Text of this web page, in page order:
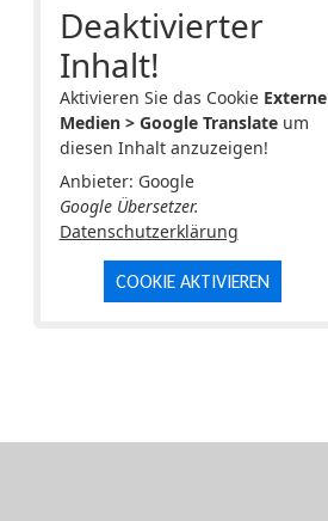
Deaktivierter
Inhalt!
Aktivieren Sie das Cookie Externe
Medien > Google Translateum
diesen Inhalt anzuzeigen!
Anbieter: Google
Google Übersetzer.
Datenschutzerklärung
COOKIE AKTIVIEREN